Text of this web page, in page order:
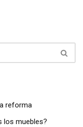
reforma
los muebles?